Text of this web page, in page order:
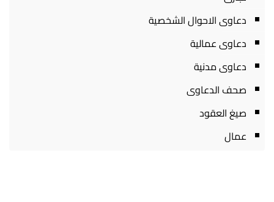
دعاوى الاحوال الشخصية
دعاوى عمالية
دعاوى مدنية
صحف الدعاوى
صيغ العقود
عمال